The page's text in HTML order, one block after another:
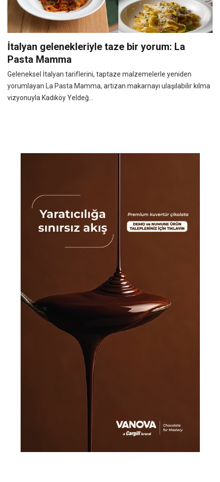
İtalyan gelenekleriyle taze bir yorum: La
Pasta Mamma
Geleneksel İtalyan tariflerini, taptaze malzemelerle yeniden
yorumlayan La Pasta Mamma, artizan makarnayı ulaşılabilir kılma
vizyonuyla Kadıköy Yeldeğ...